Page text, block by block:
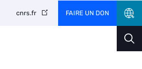
cnrs.fr FAIRE UN DON